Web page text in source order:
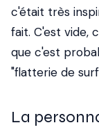
c'était très
fait. C'est vide,
que c'est
"flatterie de
La